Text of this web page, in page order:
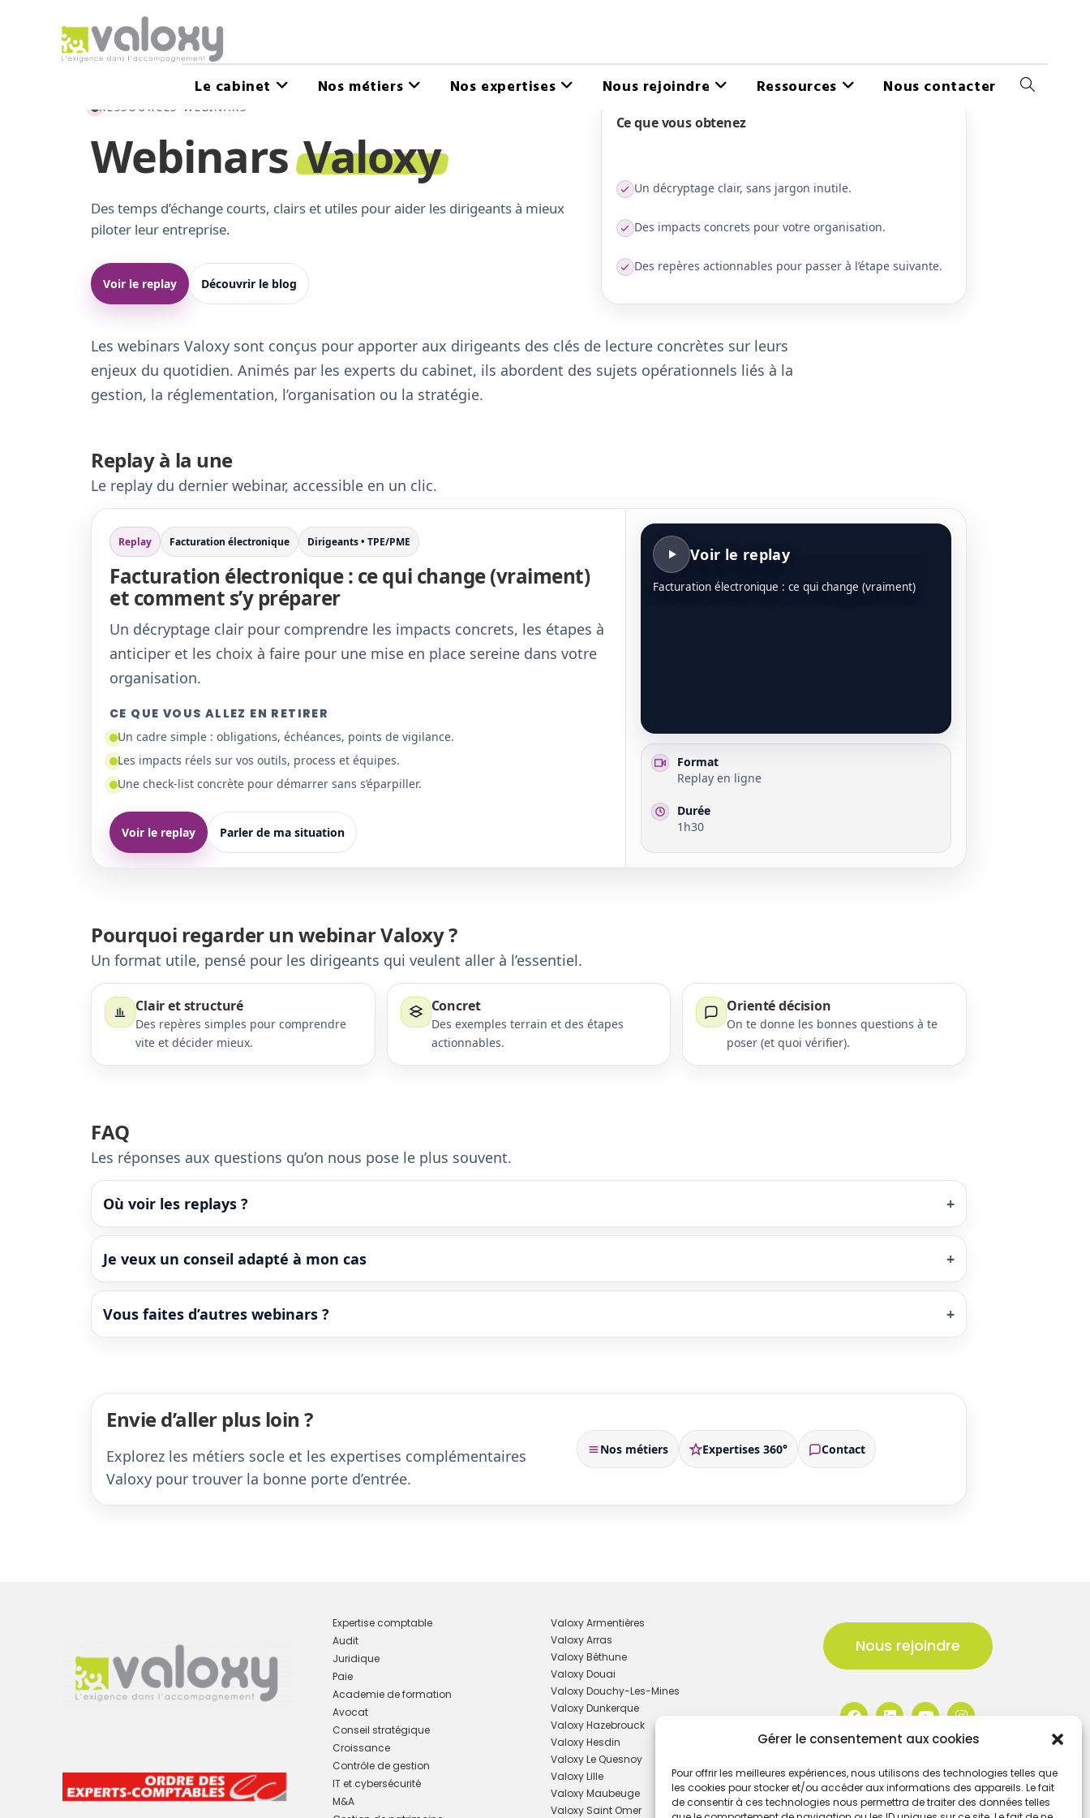
Gérer le consentement aux cookies
Pour offrir les meilleures expériences, nous utilisons des technologies telles que
les cookies pour stocker et/ou accéder aux informations des appareils. Le fait
de consentir à ces technologies nous permettra de traiter des données telles
Le cabinet Nos métiers Nos expertises Nous rejoindre Ressources Nous contacter
RESSOURCES WEBINARS
WebinarsValoxy
Des temps d’échange courts, clairs et utiles pour aider les dirigeants à mieux
piloter leur entreprise.
Voir le replay Découvrir le blog
Ce que vous obtenez
Un décryptage clair, sans jargon inutile.
Des impacts concrets pour votre organisation.
Des repères actionnables pour passer à l’étape suivante.
Les webinars Valoxy sont conçus pour apporter aux dirigeants des clés de lecture concrètes sur leurs
enjeux du quotidien. Animés par les experts du cabinet, ils abordent des sujets opérationnels liés à la
gestion, la réglementation, l’organisation ou la stratégie.
Replay à la une
Le replay du dernier webinar, accessible en un clic.
Replay Facturation électronique Dirigeants • TPE/PME
Facturation électronique : ce qui change (vraiment)
et comment s’y préparer
Un décryptage clair pour comprendre les impacts concrets, les étapes à
anticiper et les choix à faire pour une mise en place sereine dans votre
organisation.
CE QUE VOUS ALLEZ EN RETIRER
Un cadre simple : obligations, échéances, points de vigilance.
Les impacts réels sur vos outils, process et équipes.
Une check-list concrète pour démarrer sans s’éparpiller.
Voir le replay Parler de ma situation
Voir le replay
Facturation électronique : ce qui change (vraiment)
Format
Replay en ligne
Durée
1h30
Pourquoi regarder un webinar Valoxy ?
Un format utile, pensé pour les dirigeants qui veulent aller à l’essentiel.
Clair et structuré
Des repères simples pour comprendre
vite et décider mieux.
Concret
Des exemples terrain et des étapes
actionnables.
Orienté décision
On te donne les bonnes questions à te
poser (et quoi vérifier).
FAQ
Les réponses aux questions qu’on nous pose le plus souvent.
Où voir les replays ? +
Je veux un conseil adapté à mon cas +
Vous faites d’autres webinars ? +
Envie d’aller plus loin ?
Explorez les métiers socle et les expertises complémentaires
Valoxy pour trouver la bonne porte d’entrée.
Nos métiers Expertises 360° Contact
Expertise comptable
Audit
Juridique
Paie
Academie de formation
Avocat
Conseil stratégique
Croissance
Contrôle de gestion
IT et cybersécurité
M&A
Valoxy Armentières
Valoxy Arras
Valoxy Béthune
Valoxy Douai
Valoxy Douchy-Les-Mines
Valoxy Dunkerque
Valoxy Hazebrouck
Valoxy Hesdin
Valoxy Le Quesnoy
Valoxy Lille
Valoxy Maubeuge
Valoxy Saint Omer
Nous rejoindre